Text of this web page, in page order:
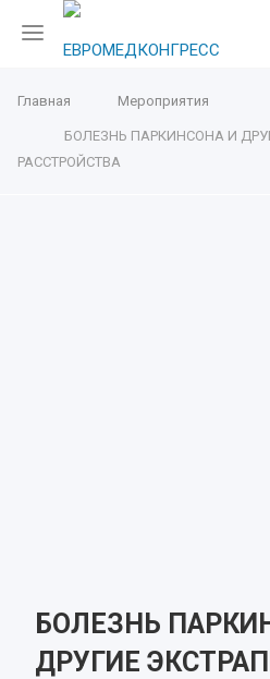
Главная Мероприятия
БОЛЕЗНЬ ПАРКИНСОНА И
РАССТРОЙСТВА
БОЛЕЗНЬ
ДРУГИЕ